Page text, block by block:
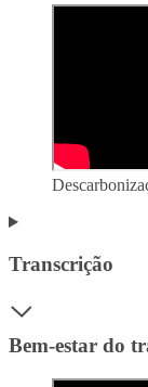
Transcrição
Bem-estar do